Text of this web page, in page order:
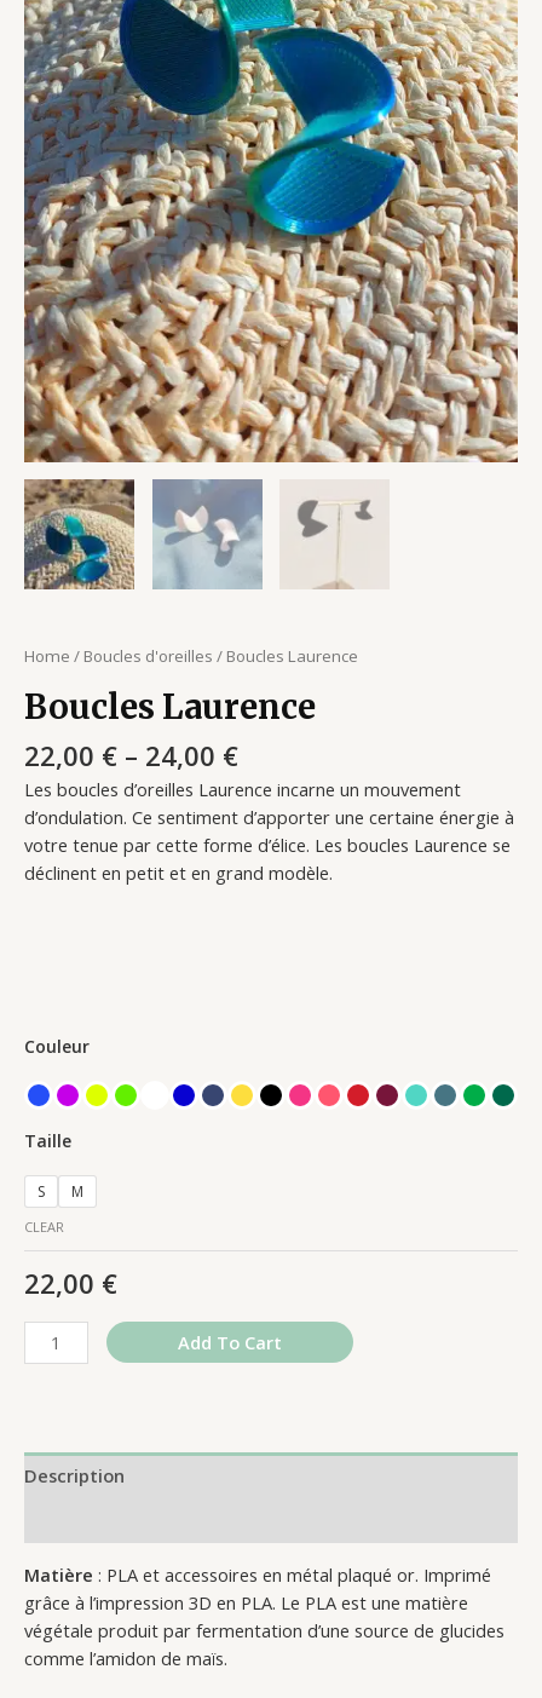
Home / Boucles d'oreilles / Boucles Laurence
Boucles Laurence
22,00 € – 24,00 €
Les boucles d’oreilles Laurence incarne un mouvement
d’ondulation. Ce sentiment d’apporter une certaine énergie à
votre tenue par cette forme d’élice. Les boucles Laurence se
déclinent en petit et en grand modèle.
Couleur
Taille
S M
CLEAR
22,00 €
Add To Cart
Description
Matière : PLA et accessoires en métal plaqué or. Imprimé
grâce à l’impression 3D en PLA. Le PLA est une matière
végétale produit par fermentation d’une source de glucides
comme l’amidon de maïs.